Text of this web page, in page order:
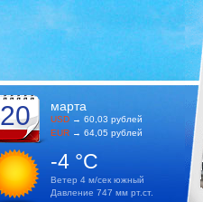
20 марта
USD → 60,03 рублей
EUR → 64,05 рублей
-4 °C
Ветер 4 м/сек южный
Давление 747 мм рт.ст.